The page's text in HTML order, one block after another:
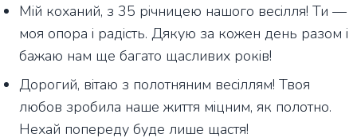
Мій коханий, з 35 річницею нашого весілля! Ти —
моя опора і радість. Дякую за кожен день разом і
бажаю нам ще багато щасливих років!
Дорогий, вітаю з полотняним весіллям! Твоя
любов зробила наше життя міцним, як полотно.
Нехай попереду буде лише щастя!